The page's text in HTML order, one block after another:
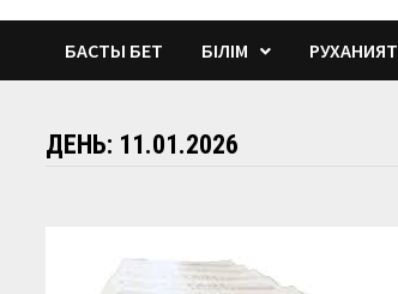
БАСТЫ БЕТ БІЛІМ РУХАНИЯТ
ДЕНЬ: 11.01.2026